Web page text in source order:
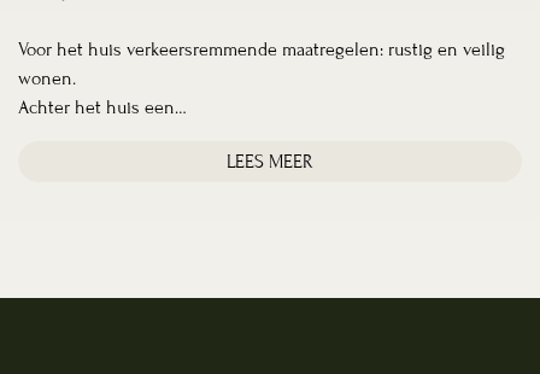
Voor het huis verkeersremmende maatregelen: rustig en veilig
wonen.
Achter het huis een…
LEES MEER